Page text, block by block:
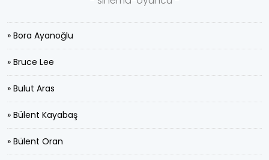
» Bora Ayanoğlu
» Bruce Lee
» Bulut Aras
» Bülent Kayabaş
» Bülent Oran